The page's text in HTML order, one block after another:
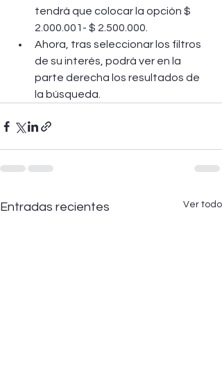
tendrá que colocar la opción $
2.000.001- $ 2.500.000.
Ahora, tras seleccionar los filtros
de su interés, podrá ver en la
parte derecha los resultados de
la búsqueda.
Entradas recientes Ver todo